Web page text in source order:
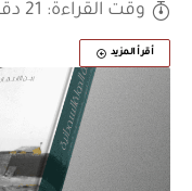
وقت القراءة: 21 دقيقة
أقرأ المزيد